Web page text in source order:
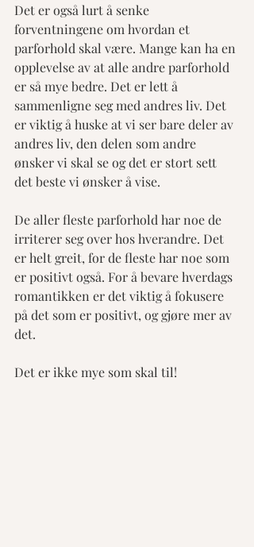
Det er også lurt å senke
forventningene om hvordan et
parforhold skal være. Mange kan ha en
opplevelse av at alle andre parforhold
er så mye bedre. Det er lett å
sammenligne seg med andres liv. Det
er viktig å huske at vi ser bare deler av
andres liv, den delen som andre
ønsker vi skal se og det er stort sett
det beste vi ønsker å vise.
De aller fleste parforhold har noe de
irriterer seg over hos hverandre. Det
er helt greit, for de fleste har noe som
er positivt også. For å bevare hverdags
romantikken er det viktig å fokusere
på det som er positivt, og gjøre mer av
det.
Det er ikke mye som skal til!